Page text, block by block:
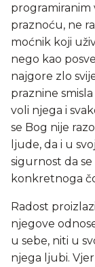
praznoću, ne
moćnik koji
nego kao
najgore zlo
praznine
voli njega i
se Bog nije
ljude, da i u
sigurnost da
konkretnoga
Radost
njegove
u sebe, niti u
njega ljubi.